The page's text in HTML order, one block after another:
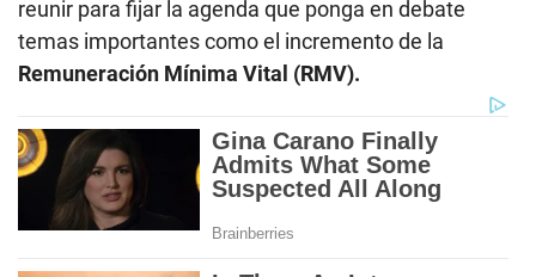
reunir para fijar la agenda que ponga en debate
temas importantes como el incremento de la
Remuneración Mínima Vital (RMV).